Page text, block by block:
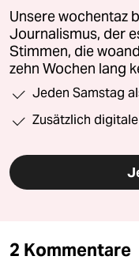
Unsere wochentaz
Journalismus, der
Stimmen, die
zehn Wochen lang
Jeden Samstag
Zusätzlich
2 Kommentare